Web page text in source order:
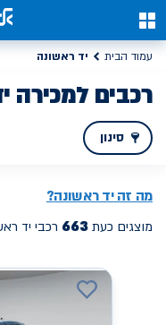
0
עמוד הבית יד ראשונה
רכבים למכירה
סינון
מה זהיד ראשונה?
מוצגים כעת רכבי יד